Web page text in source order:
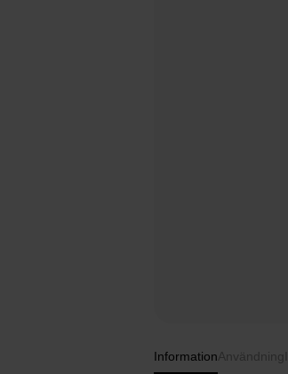
InformationAnvändning